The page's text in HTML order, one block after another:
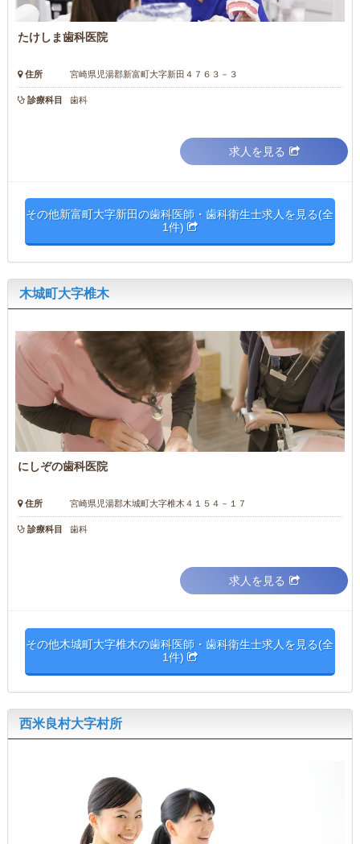
たけしま歯科医院
住所 宮崎県児湯郡新富町大字新田４７６３－３
診療科目 歯科
求人を見る
その他新富町大字新田の歯科医師・歯科衛生士求人を見る(全
1件)
木城町大字椎木
にしぞの歯科医院
住所 宮崎県児湯郡木城町大字椎木４１５４－１７
診療科目 歯科
求人を見る
その他木城町大字椎木の歯科医師・歯科衛生士求人を見る(全
1件)
西米良村大字村所